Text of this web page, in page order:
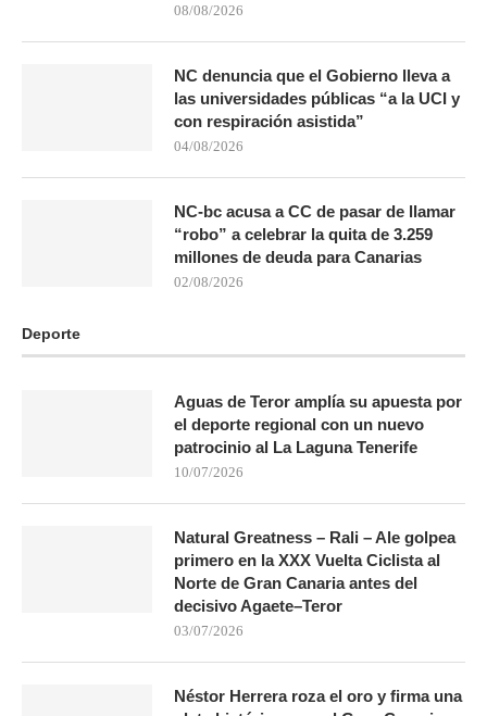
08/08/2026
NC denuncia que el Gobierno lleva a
las universidades públicas “a la UCI y
con respiración asistida”
04/08/2026
NC-bc acusa a CC de pasar de llamar
“robo” a celebrar la quita de 3.259
millones de deuda para Canarias
02/08/2026
Deporte
Aguas de Teror amplía su apuesta por
el deporte regional con un nuevo
patrocinio al La Laguna Tenerife
10/07/2026
Natural Greatness – Rali – Ale golpea
primero en la XXX Vuelta Ciclista al
Norte de Gran Canaria antes del
decisivo Agaete–Teror
03/07/2026
Néstor Herrera roza el oro y firma una